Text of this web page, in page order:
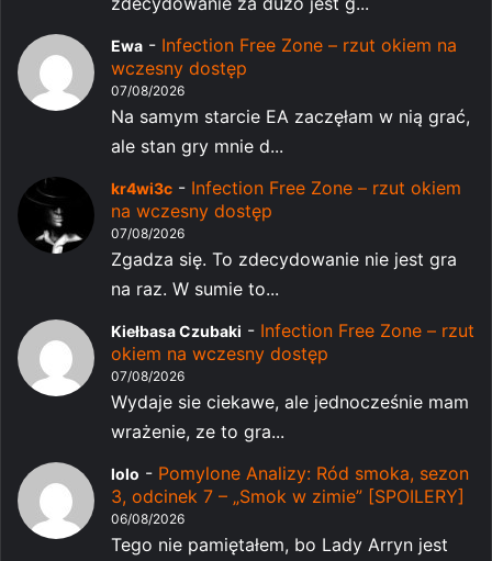
Ewa - Infection Free Zone – rzut okiem na
wczesny dostęp
07/08/2026
Na samym starcie EA zaczęłam w nią grać,
ale stan gry mnie d...
kr4wi3c - Infection Free Zone – rzut okiem
na wczesny dostęp
07/08/2026
Zgadza się. To zdecydowanie nie jest gra
na raz. W sumie to...
Kiełbasa Czubaki - Infection Free Zone – rzut
okiem na wczesny dostęp
07/08/2026
Wydaje sie ciekawe, ale jednocześnie mam
wrażenie, ze to gra...
lolo - Pomylone Analizy: Ród smoka, sezon
3, odcinek 7 – „Smok w zimie” [SPOILERY]
06/08/2026
Tego nie pamiętałem, bo Lady Arryn jest